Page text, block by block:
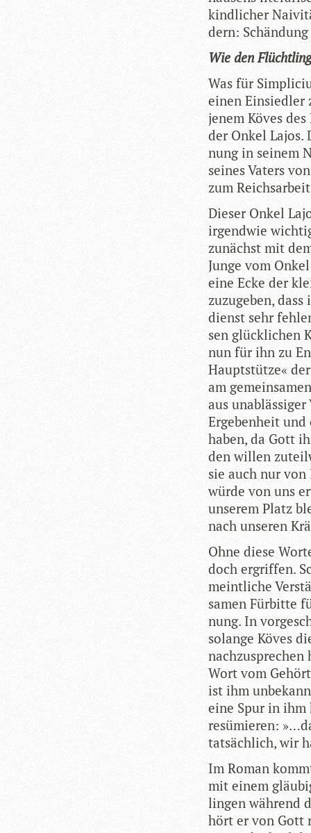
kind­li­cher
dern:
Wie den
Was für
einen Ein­sied­ler
jenem Köves
der Onkel
nung in sei­nem
sei­nes Vaters
zum
Die­ser Onkel
irgend­wie
zunächst mit
Junge vom
eine Ecke der
zuzu­ge­ben,
dienst sehr
sen glück­li­chen
nun für ihn zu
Haupt­stütze«
am
aus
Erge­ben­heit
haben, da Gott
den wil­len
sie auch nur
würde von uns
unse­rem Platz
nach unse­ren
Ohne diese
doch ergrif­fen.
meint­li­che
sa­men Für­bitte
nung. In
solange Köves
nach­zu­spre­chen
Wort vom
ist ihm
eine Spur in ihm
resü­mie­ren:
tat­säch­lich, wir
Im Roman
mit einem
lin­gen wäh­rend
hört er von Gott